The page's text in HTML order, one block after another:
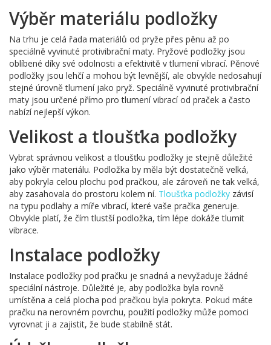
Výběr materiálu podložky
Na trhu je celá řada materiálů od pryže přes pěnu až po
speciálně vyvinuté protivibrační maty. Pryžové podložky jsou
oblíbené díky své odolnosti a efektivitě v tlumení vibrací. Pěnové
podložky jsou lehčí a mohou být levnější, ale obvykle nedosahují
stejné úrovně tlumení jako pryž. Speciálně vyvinuté protivibrační
maty jsou určené přímo pro tlumení vibrací od praček a často
nabízí nejlepší výkon.
Velikost a tloušťka podložky
Vybrat správnou velikost a tloušťku podložky je stejně důležité
jako výběr materiálu. Podložka by měla být dostatečně velká,
aby pokryla celou plochu pod pračkou, ale zároveň ne tak velká,
aby zasahovala do prostoru kolem ní. Tloušťka podložky závisí
na typu podlahy a míře vibrací, které vaše pračka generuje.
Obvykle platí, že čím tlustší podložka, tím lépe dokáže tlumit
vibrace.
Instalace podložky
Instalace podložky pod pračku je snadná a nevyžaduje žádné
speciální nástroje. Důležité je, aby podložka byla rovně
umístěna a celá plocha pod pračkou byla pokryta. Pokud máte
pračku na nerovném povrchu, použití podložky může pomoci
vyrovnat ji a zajistit, že bude stabilně stát.